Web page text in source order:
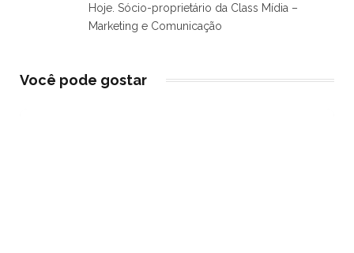
Hoje. Sócio-proprietário da Class Mídia –
Marketing e Comunicação
Você pode gostar